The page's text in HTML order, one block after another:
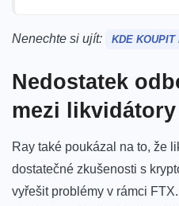
Nenechte si ujít: KDE KOUPIT
Nedostatek
mezi likvidátory
Ray také poukázal na to, že
dostatečné zkušenosti s
vyřešit problémy v rámci